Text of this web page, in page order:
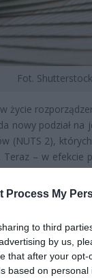
Process My
to third
by us,
that after your
based on
Fot. Shutterstock
życie
nowy podział
(NUTS 2),
– w efekcie
do 17.